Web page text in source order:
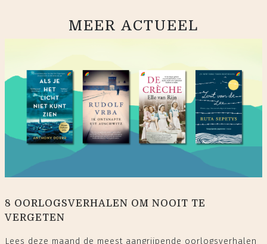
MEER ACTUEEL
8 OORLOGSVERHALEN OM NOOIT TE
VERGETEN
Lees deze maand de meest aangrijpende oorlogsverhalen